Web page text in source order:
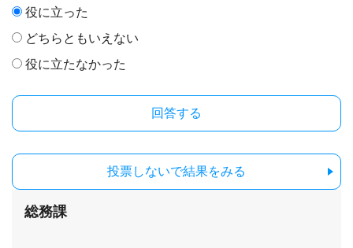
役に立った
どちらともいえない
役に立たなかった
投票しないで結果をみる
総務課